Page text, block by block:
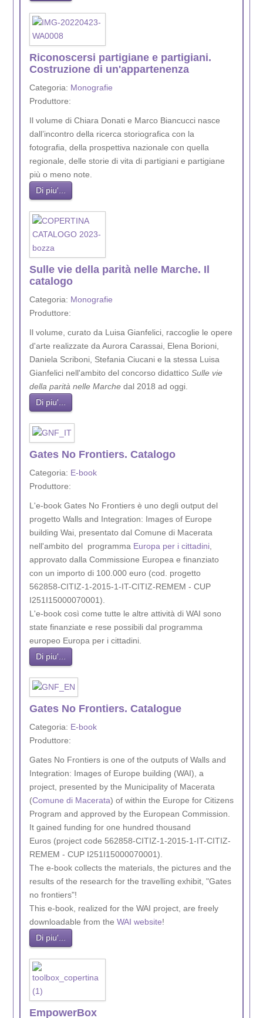
Riconoscersi partigiane e partigiani.
Costruzione di un'appartenenza
Categoria: Monografie
Produttore:
Il volume di Chiara Donati e Marco Biancucci nasce
dall’incontro della ricerca storiografica con la
fotografia, della prospettiva nazionale con quella
regionale, delle storie di vita di partigiani e partigiane
più o meno note.
Di piu'...
Sulle vie della parità nelle Marche. Il
catalogo
Categoria: Monografie
Produttore:
Il volume, curato da Luisa Gianfelici, raccoglie le opere
d'arte realizzate da Aurora Carassai, Elena Borioni,
Daniela Scriboni, Stefania Ciucani e la stessa Luisa
Gianfelici nell'ambito del concorso didattico Sulle vie
della parità nelle Marchedal 2018 ad oggi.
Di piu'...
Gates No Frontiers. Catalogo
Categoria: E-book
Produttore:
L'e-book Gates No Frontiers è uno degli output del
progetto Walls and Integration: Images of Europe
building Wai, presentato dal Comune di Macerata
nell'ambito del programma Europa per i cittadini,
approvato dalla Commissione Europea e finanziato
con un importo di 100.000 euro (cod. progetto
562858-CITIZ-1-2015-1-IT-CITIZ-REMEM - CUP
I251I15000070001).
L'e-book così come tutte le altre attività di WAI sono
state finanziate e rese possibili dal programma
europeo Europa per i cittadini.
Di piu'...
Gates No Frontiers. Catalogue
Categoria: E-book
Produttore:
Gates No Frontiers is one of the outputs of Walls and
Integration: Images of Europe building (WAI), a
project, presented by the Municipality of Macerata
(Comune di Macerata) of within the Europe for Citizens
Program and approved by the European Commission.
It gained funding for one hundred thousand
Euros (project code 562858-CITIZ-1-2015-1-IT-CITIZ-
REMEM - CUP I251I15000070001).
The e-book collects the materials, the pictures and the
results of the research for the travelling exhibit, "Gates
no frontiers"!
This e-book, realized for the WAI project, are freely
downloadable from the WAI website!
Di piu'...
EmpowerBox